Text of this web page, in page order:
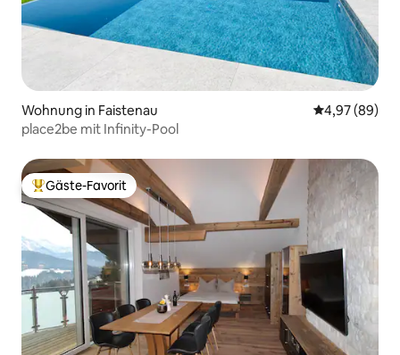
Wohnung in Faistenau
4,97 (89)
place2be mit Infinity-Pool
Beliebter Gäste-Favorit.
Gäste-Favorit